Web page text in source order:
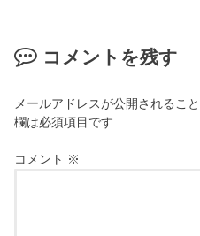
コメントを残す
メールアドレスが公開されるこ
欄は必須項目です
コメント ※